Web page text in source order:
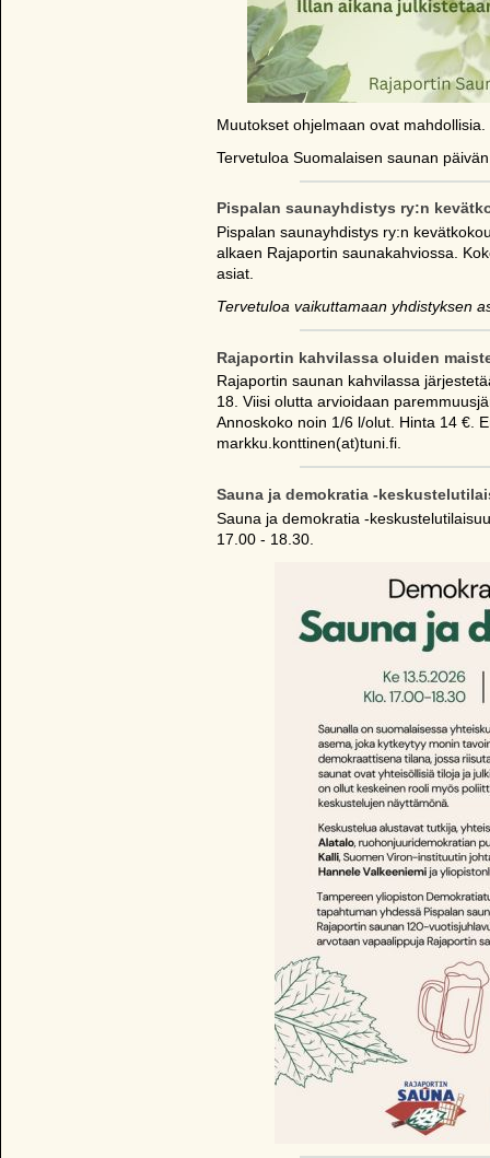
Muutokset ohjelmaan ovat
Tervetuloa Suomalaisen saunan
Pispalan saunayhdistys ry:n
Pispalan saunayhdistys ry:n
alkaen Rajaportin saunakahviossa.
asiat.
Tervetuloa vaikuttamaan yhdistyksen
Rajaportin kahvilassa oluiden
Rajaportin saunan kahvilassa
18. Viisi olutta arvioidaan
Annoskoko noin 1/6 l/olut. Hinta 14 €.
markku.konttinen(at)tuni.fi.
Sauna ja demokratia -
Sauna ja demokratia -
17.00 - 18.30.